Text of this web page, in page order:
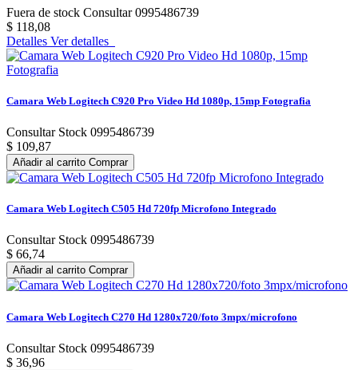
Fuera de stock Consultar 0995486739
$ 118,08
Detalles Ver detalles
Camara Web Logitech C920 Pro Video Hd 1080p, 15mp Fotografia
Consultar Stock 0995486739
$ 109,87
Añadir al carrito Comprar
Camara Web Logitech C505 Hd 720fp Microfono Integrado
Consultar Stock 0995486739
$ 66,74
Añadir al carrito Comprar
Camara Web Logitech C270 Hd 1280x720/foto 3mpx/microfono
Consultar Stock 0995486739
$ 36,96